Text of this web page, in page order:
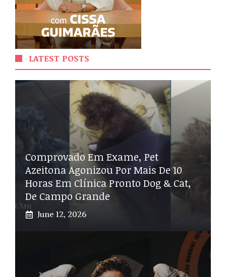
LATEST POSTS
Comprovado Em Exame, Pet
Azeitona Agonizou Por Mais De 10
Horas Em Clínica Pronto Dog & Cat,
De Campo Grande
June 12, 2026